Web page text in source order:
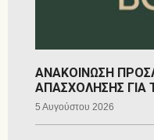
ΑΝΑΚΟΙΝΩΣΗ
ΑΠΑΣΧΟΛΗΣΗΣ
5 Αυγούστου 2026